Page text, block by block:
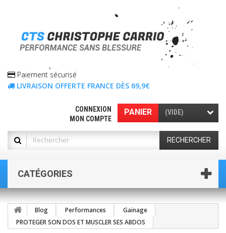
Paiement sécurisé
LIVRAISON OFFERTE FRANCE DÈS 69,9€
PANIER (VIDE)
CONNEXION
MON COMPTE
RECHERCHER
CATÉGORIES
Blog Performances
Gainage
PROTEGER SON DOS ET MUSCLER SES ABDOS